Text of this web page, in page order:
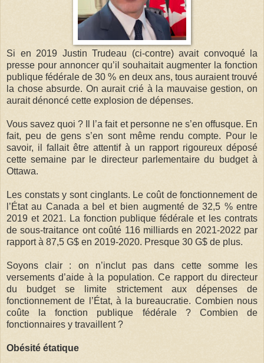
Si en 2019 Justin Trudeau (ci-contre) avait convoqué la
presse pour annoncer qu’il souhaitait augmenter la fonction
publique fédérale de 30 % en deux ans, tous auraient trouvé
la chose absurde. On aurait crié à la mauvaise gestion, on
aurait dénoncé cette explosion de dépenses.
Vous savez quoi ? Il l’a fait et personne ne s’en offusque. En
fait, peu de gens s’en sont même rendu compte. Pour le
savoir, il fallait être attentif à un rapport rigoureux déposé
cette semaine par le directeur parlementaire du budget à
Ottawa.
Les constats y sont cinglants. Le coût de fonctionnement de
l’État au Canada a bel et bien augmenté de 32,5 % entre
2019 et 2021. La fonction publique fédérale et les contrats
de sous-traitance ont coûté 116 milliards en 2021-2022 par
rapport à 87,5 G$ en 2019-2020. Presque 30 G$ de plus.
Soyons clair : on n’inclut pas dans cette somme les
versements d’aide à la population. Ce rapport du directeur
du budget se limite strictement aux dépenses de
fonctionnement de l’État, à la bureaucratie. Combien nous
coûte la fonction publique fédérale ? Combien de
fonctionnaires y travaillent ?
Obésité étatique